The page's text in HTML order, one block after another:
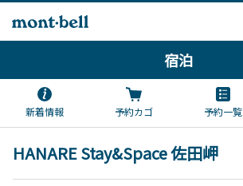
宿泊
新着情報 予約カゴ 予約一覧
HANARE Stay&Space 佐田岬